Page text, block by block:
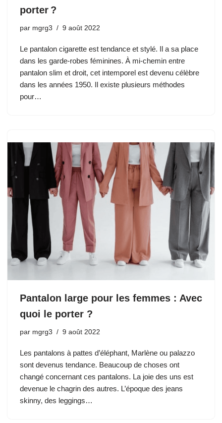
porter ?
par mgrg3 9 août 2022
Le pantalon cigarette est tendance et stylé. Il a sa place
dans les garde-robes féminines. À mi-chemin entre
pantalon slim et droit, cet intemporel est devenu célèbre
dans les années 1950. Il existe plusieurs méthodes
pour…
Pantalon large pour les femmes : Avec
quoi le porter ?
par mgrg3 9 août 2022
Les pantalons à pattes d’éléphant, Marlène ou palazzo
sont devenus tendance. Beaucoup de choses ont
changé concernant ces pantalons. La joie des uns est
devenue le chagrin des autres. L’époque des jeans
skinny, des leggings…